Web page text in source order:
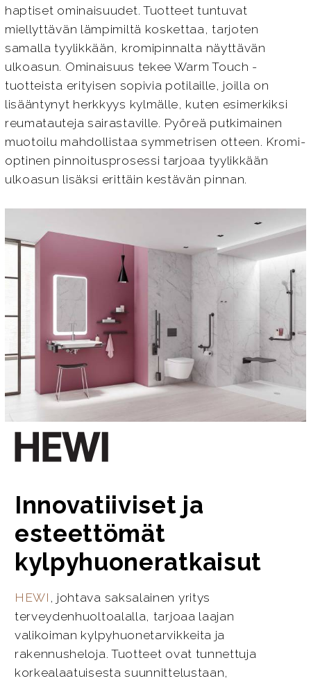
haptiset ominaisuudet. Tuotteet tuntuvat
miellyttävän lämpimiltä koskettaa, tarjoten
samalla tyylikkään, kromipinnalta näyttävän
ulkoasun. Ominaisuus tekee Warm Touch -
tuotteista erityisen sopivia potilaille, joilla on
lisääntynyt herkkyys kylmälle, kuten esimerkiksi
reumatauteja sairastaville. Pyöreä putkimainen
muotoilu mahdollistaa symmetrisen otteen. Kromi-
optinen pinnoitusprosessi tarjoaa tyylikkään
ulkoasun lisäksi erittäin kestävän pinnan.
Innovatiiviset ja
esteettömät
kylpyhuoneratkaisut
HEWI , johtava saksalainen yritys
terveydenhuoltoalalla, tarjoaa laajan
valikoiman kylpyhuonetarvikkeita ja
rakennusheloja. Tuotteet ovat tunnettuja
korkealaatuisesta suunnittelustaan,